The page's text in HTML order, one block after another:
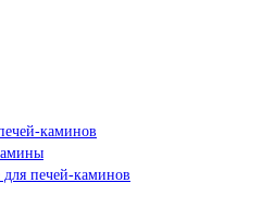
каминов
печей-каминов